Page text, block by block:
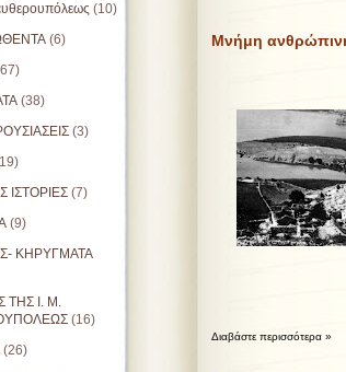
(10)
(6)
(38)
(3)
ΙΣΤΟΡΙΕΣ (7)
(9)
ΚΗΡΥΓΜΑΤΑ
ΤΗΣ Ι. Μ.
(16)
(26)
Μνήμη
Διαβάστε περισσότερα »